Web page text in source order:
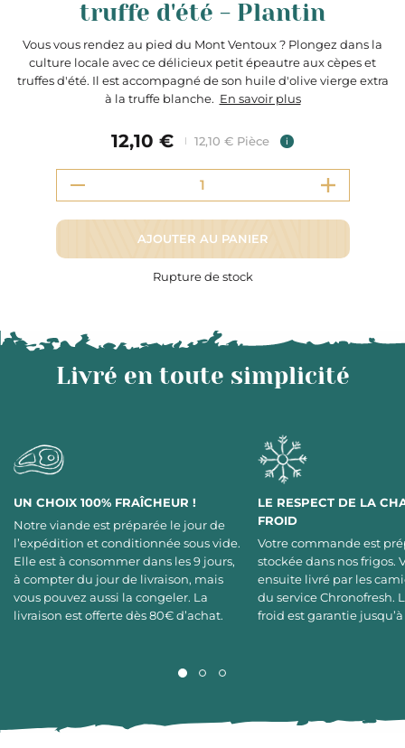
truffe d'été - Plantin
Vous vous rendez au pied du Mont Ventoux ? Plongez dans la
culture locale avec ce délicieux petit épeautre aux cèpes et
truffes d'été. Il est accompagné de son huile d'olive vierge extra
à la truffe blanche. En savoir plus
12,10 € 12,10 € Pièce i
AJOUTER AU PANIER
Rupture de stock
Livré en toute simplicité
UN CHOIX 100% FRAÎCHEUR !
Notre viande est préparée le jour de
l’expédition et conditionnée sous vide.
Elle est à consommer dans les 9 jours,
à compter du jour de livraison, mais
vous pouvez aussi la congeler. La
livraison est offerte dès 80€ d’achat.
LE RESPECT DE LA
FROID
Votre commande est
stockée dans nos frigos.
ensuite livré par les
du service Chronofresh.
froid est garantie